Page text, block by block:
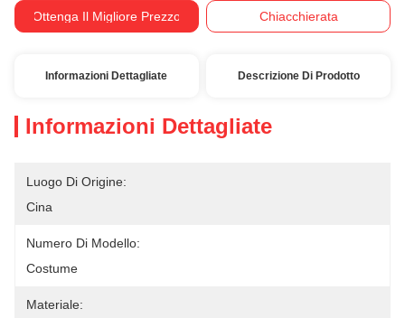
Ottenga Il Migliore Prezzo Chiacchierata
Informazioni Dettagliate Descrizione Di Prodotto
Informazioni Dettagliate
Luogo Di Origine:
Cina
Numero Di Modello:
Costume
Materiale: